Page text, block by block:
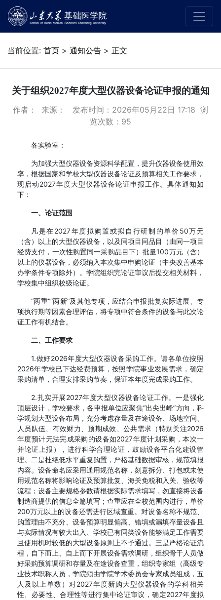
当前位置: 首页 > 通知公告 > 正文
关于组织2027年度大型仪器设备论证申报的通知
作者： 来源： 发布时间：2026年05月22日 17:18 浏
览次数： 95
各实验室：
为加强大型仪器设备资源科学配置，提升仪器设备使用效
率，根据国家和学校大型仪器设备论证及预算相关工作要求，
现启动2027年度大型仪器设备论证申报工作。具体通知如
下：
一、论证范围
凡是在2027年度拟购置或拟自行研制的单价50万元
（含）以上的大型仪器设备，以及同项目同品目（由同一项目
经费支付，一次性购置同一采购品目下）批量100万元（含）
以上的仪器设备，必须纳入本次集中申购论证（中央改善基本
办学条件专项除外）。学院组织完论证审议后提交相关材料，
学校集中组织校级论证。
“两重”“两新”及其他专项，应结合申报批复实际进展、专
项执行期等因素合理评估，将专项中符合条件的设备与此次论
证工作有机结合。
二、工作要求
1.做好2026年度大型仪器设备采购工作。请各单位按照
2026年学校已下达经费预算，按照学院事业发展需求，确定
采购清单，合理安排采购节奏，保证本年度完成采购工作。
2.扎实开展2027年度大型仪器设备论证工作。一是强化
顶层设计，学校要求，各申报单位应聚焦“出尖出峰”方向，科
学规划大型设备布局，充分考虑存量及在途设备、场地空间、
人员队伍、有效财力、预期成效、公共需求（特别关注2026
年度预计无法完成采购的设备如2027年度计划采购，本次一
并论证上报），进行科学合理论证，鼓励设备平台化建设管
理。二是杜绝低水平重复购置，严格基础数据审核，规范填报
内容。设备命名应采用通用规范名称，刻意拆分、打包或未使
用规范名称将影响论证及预算批复、海关免税和入关、验收等
流程；设备主要规格参数请根据实际需求填写，勿直接将设备
制造商提供的信息全篇填写；查重应在全校范围内进行，单价
200万元以上的设备还需进行区域查重。对设备名称不规范、
购置理由不充分、设备预算明显偏高、错填或漏填存量设备且
与实际情况有较大出入、学校已有同类设备能够满足工作需要
且使用机时较低的大型设备原则上不予通过。三是严格论证流
程，自下而上、自上而下开展设备需求调研，组织骨干人员做
好采购预算调研和存量及在途设备查重，组织专家组（高级专
业技术职称人员，学院须由学院学术委员会专家成员组成，五
人及以上单数）对2027年度新购大型仪器设备的学科相关
性、必要性、合理性等进行集中论证审议，确定2027年度拟